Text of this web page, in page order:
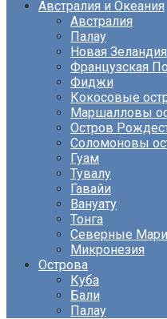
Австралия и Океания
Австралия
Палау
Новая Зеландия
Французская
Фиджи
Кокосовые
Маршалловы
Остров
Соломоновы
Гуам
Тувалу
Гавайи
Вануату
Тонга
Северные
Микронезия
Острова
Куба
Бали
Палау